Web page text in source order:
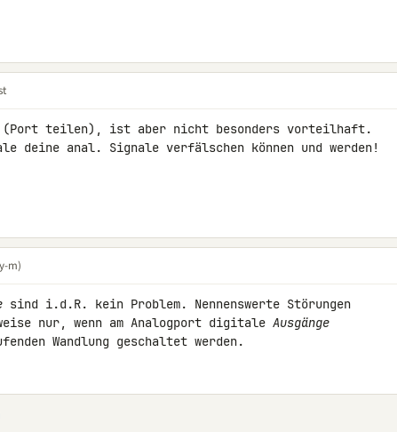
(Port teilen), ist aber nicht besonders vorteilhaft.
deine anal. Signale verfälschen können und werden!
m)
sind i.d.R. kein Problem. Nennenswerte Störungen
nur, wenn am Analogport digitale Ausgänge
Wandlung geschaltet werden.